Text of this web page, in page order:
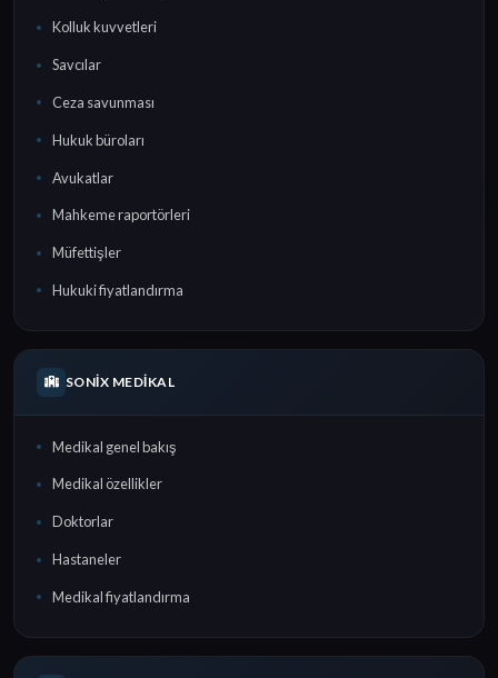
Kolluk kuvvetleri
Savcılar
Ceza savunması
Hukuk büroları
Avukatlar
Mahkeme raportörleri
Müfettişler
Hukuki fiyatlandırma
SONIX MEDIKAL
Medikal genel bakış
Medikal özellikler
Doktorlar
Hastaneler
Medikal fiyatlandırma